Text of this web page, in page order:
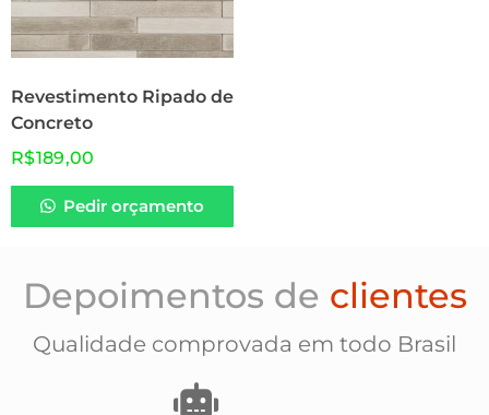
Revestimento Ripado de
Concreto
R$189,00
Pedir orçamento
Depoimentos de clientes
Qualidade comprovada em todo Brasil